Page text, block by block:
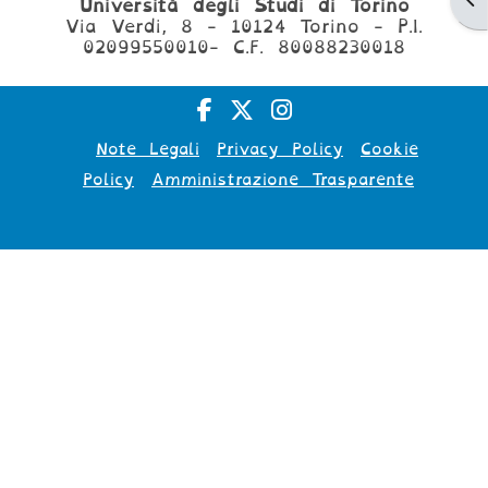
Università degli Studi di Torino
Via Verdi, 8 - 10124 Torino - P.I.
02099550010- C.F. 80088230018
Note Legali Privacy Policy
Cookie
Policy
Amministrazione Trasparente